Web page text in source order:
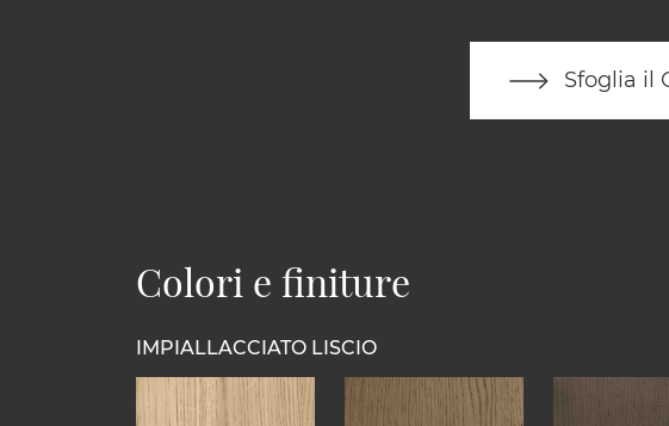
Sfoglia il
Colori e finiture
IMPIALLACCIATO LISCIO